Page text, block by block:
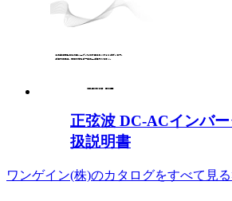
正弦波 DC-ACインバ
扱説明書
ワンゲイン(株)のカタログをすべて見